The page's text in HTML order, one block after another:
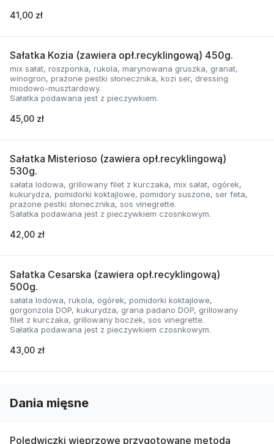
41,00 zł
Sałatka Kozia (zawiera opł.recyklingową) 450g.
mix sałat, roszponka, rukola, marynowana gruszka, granat,
winogron, prażone pestki słonecznika, kozi ser, dressing
miodowo-musztardowy.
Sałatka podawana jest z pieczywkiem.
45,00 zł
Sałatka Misterioso (zawiera opł.recyklingową)
530g.
sałata lodowa, grillowany filet z kurczaka, mix sałat, ogórek,
kukurydza, pomidorki koktajlowe, pomidory suszone, ser feta,
prażone pestki słonecznika, sos vinegrette.
Sałatka podawana jest z pieczywkiem czosnkowym.
42,00 zł
Sałatka Cesarska (zawiera opł.recyklingową)
500g.
sałata lodowa, rukola, ogórek, pomidorki koktajlowe,
gorgonzola DOP, kukurydza, grana padano DOP, grillowany
filet z kurczaka, grillowany boczek, sos vinegrette.
Sałatka podawana jest z pieczywkiem czosnkowym.
43,00 zł
Dania mięsne
Polędwiczki wieprzowe przygotowane metodą